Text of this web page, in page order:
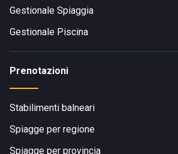
Gestionale Spiaggia
Gestionale Piscina
Prenotazioni
Stabilimenti balneari
Spiagge per regione
Spiagge per provincia